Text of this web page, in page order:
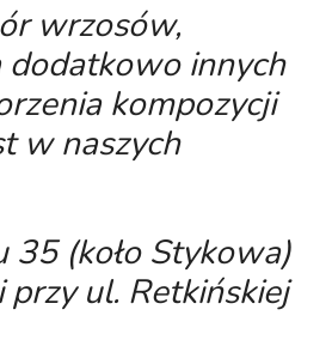
wrzosów,
dodatkowo innych
kompozycji
w naszych
35 (koło Stykowa)
ul. Retkińskiej